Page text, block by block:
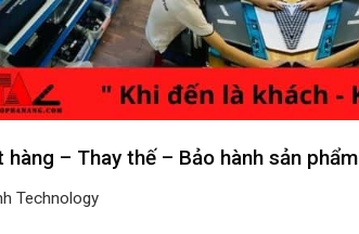
– Thay thế – Bảo hành sản phẩm
Technology